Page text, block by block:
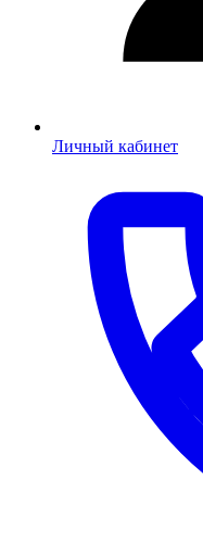
Личный кабинет